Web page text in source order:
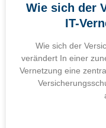
Wie sich der
IT-
Wie sich der
verändert In einer
Vernetzung eine